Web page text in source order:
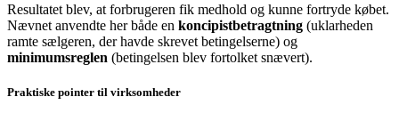
Resultatet blev, at forbrugeren fik medhold og kunne fortryde købet.
Nævnet anvendte her både en koncipistbetragtning (uklarheden
ramte sælgeren, der havde skrevet betingelserne) og
minimumsreglen (betingelsen blev fortolket snævert).
Praktiske pointer til virksomheder